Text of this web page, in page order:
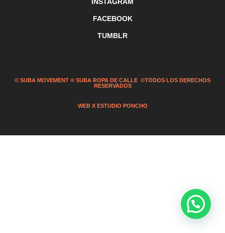
INSTAGRAM
FACEBOOK
TUMBLR
© SUBA MOVEMENT ® SUBA ROPA DE CALLE ©TODOS LOS DERECHOS
RESERVADOS
WEB X ESTUDIO PONCHO